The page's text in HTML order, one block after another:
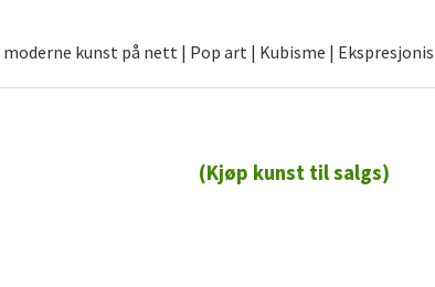
kunst på nett | Pop art | Kubisme |
(Kjøp kunst til salgs)